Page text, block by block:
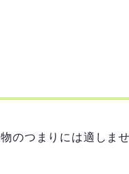
のつまりには適しま